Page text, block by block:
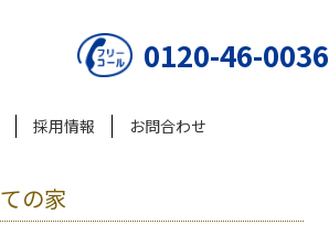
0120-46-0036
採用情報 お問合わせ
の家